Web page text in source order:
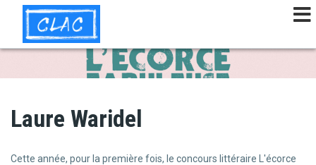
contenu
principal
Laure Waridel
Cette année, pour la première fois, le concours littéraire L'écorce